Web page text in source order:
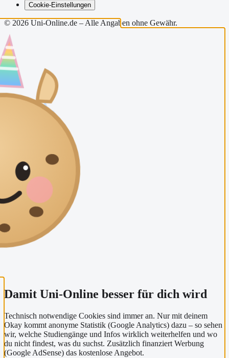
Cookie-Einstellungen
© 2026 Uni-Online.de – Alle Angaben ohne Gewähr.
Damit Uni-Online besser für dich wird
Technisch notwendige Cookies sind immer an. Nur mit deinem
Okay kommt anonyme Statistik (Google Analytics) dazu – so sehen
wir, welche Studiengänge und Infos wirklich weiterhelfen und wo
du nicht findest, was du suchst. Zusätzlich finanziert Werbung
(Google AdSense) das kostenlose Angebot.